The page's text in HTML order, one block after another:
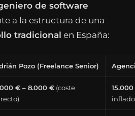
de software
a la estructura de una
tradicional en España:
Pozo (Freelance Senior)
€ – 8.000 €(coste